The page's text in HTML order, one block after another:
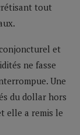
tout
et
ne fasse
Une
du dollar hors
elle a remis le